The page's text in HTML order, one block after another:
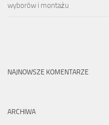
wyborów i montażu
NAJNOWSZE KOMENTARZE
ARCHIWA